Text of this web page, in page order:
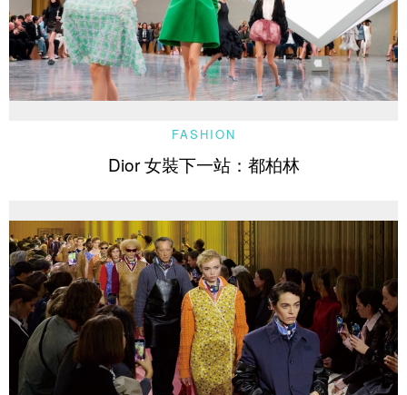
FASHION
Dior 女裝下一站：都柏林